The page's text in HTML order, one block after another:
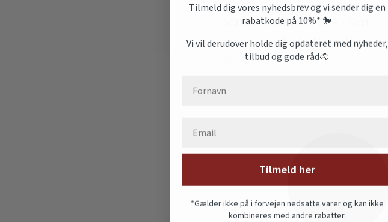
SCHARF ridehjelm nr. 9 – Sort
med sort velvet – Norsk flag
5.499,00
Tilmeld dig vores nyhedsbrev og vi sender dig en
rabatkode på 10%* 🐎
Vi vil derudover holde dig opdateret med nyheder,
tilbud og gode råd🐴
Tilmeld her
*Gælder ikke på i forvejen nedsatte varer og kan ikke
kombineres med andre rabatter.